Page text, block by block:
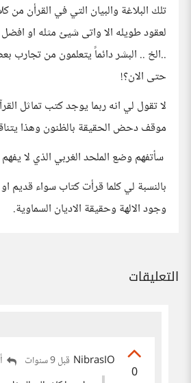
تلك البلاغة والبيان التي في القرأن
لعقود طويله الا واتى شيئ مثله او
حتى الان؟!
لا تقول لي انه ربما يوجد كتب تماثل
موقف دحض الحقيقة بالظنون وهذا
سأتفهم وضع الملحد الغربي الذي لا
بالنسبة لي كلما قرأت كتاب سواء
وجود الالهة وحقيقة الاديان السماوية.
التعليقات
0
NibrasIO قبل 9 سنوات